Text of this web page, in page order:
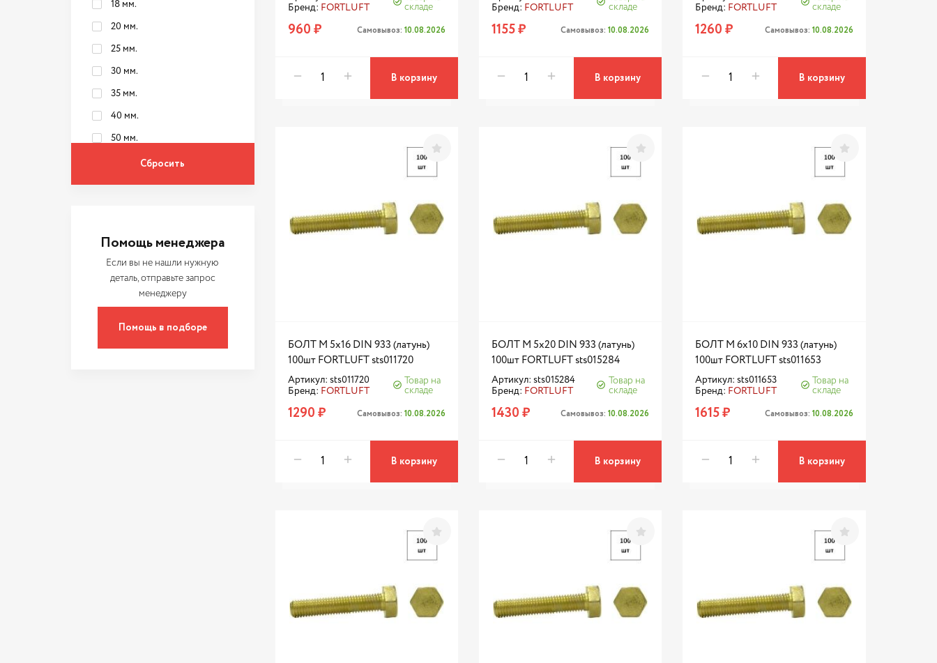
18 мм.
20 мм.
25 мм.
30 мм.
35 мм.
40 мм.
50 мм.
8 мм.
Помощь менеджера
Если вы не нашли нужную
деталь, отправьте запрос
менеджеру
Помощь в подборе
Бренд: FORTLUFT
складе
960 ₽ Самовывоз: 10.08.2026
В корзину
Бренд: FORTLUFT
складе
1155 ₽ Самовывоз:10.08.2026
В корзину
Бренд: FORTLUFT
складе
1260 ₽ Самовывоз: 10.08.2026
В корзину
БОЛТ М 5х16 DIN 933 (латунь)
100шт FORTLUFT sts011720
Артикул: sts011720
Бренд: FORTLUFT
Товар на
складе
1290 ₽ Самовывоз: 10.08.2026
В корзину
БОЛТ М 5х20 DIN 933 (латунь)
100шт FORTLUFT sts015284
Артикул: sts015284
Бренд: FORTLUFT
Товар на
складе
1430 ₽ Самовывоз:10.08.2026
В корзину
БОЛТ М 6х10 DIN 933 (латунь)
100шт FORTLUFT sts011653
Артикул: sts011653
Бренд: FORTLUFT
Товар на
складе
1615 ₽ Самовывоз: 10.08.2026
В корзину